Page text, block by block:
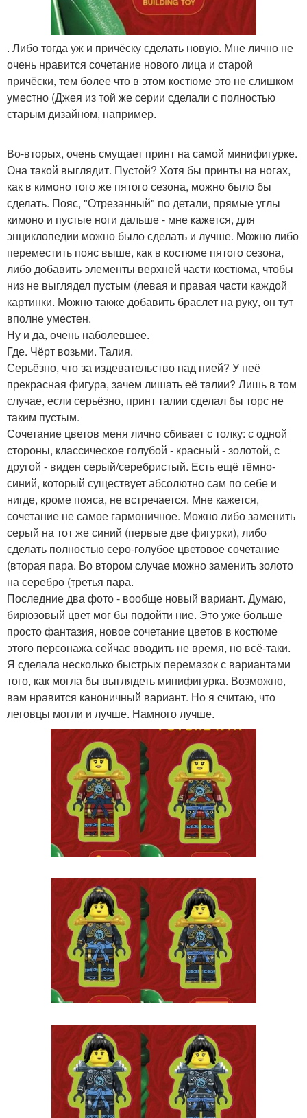
. Либо тогда уж и причёску сделать новую. Мне лично не
очень нравится сочетание нового лица и старой
причёски, тем более что в этом костюме это не слишком
уместно (Джея из той же серии сделали с полностью
старым дизайном, например.
Во-вторых, очень смущает принт на самой минифигурке.
Она такой выглядит. Пустой? Хотя бы принты на ногах,
как в кимоно того же пятого сезона, можно было бы
сделать. Пояс, "Отрезанный" по детали, прямые углы
кимоно и пустые ноги дальше - мне кажется, для
энциклопедии можно было сделать и лучше. Можно либо
переместить пояс выше, как в костюме пятого сезона,
либо добавить элементы верхней части костюма, чтобы
низ не выглядел пустым (левая и правая части каждой
картинки. Можно также добавить браслет на руку, он тут
вполне уместен.
Ну и да, очень наболевшее.
Где. Чёрт возьми. Талия.
Серьёзно, что за издевательство над нией? У неё
прекрасная фигура, зачем лишать её талии? Лишь в том
случае, если серьёзно, принт талии сделал бы торс не
таким пустым.
Сочетание цветов меня лично сбивает с толку: с одной
стороны, классическое голубой - красный - золотой, с
другой - виден серый/серебристый. Есть ещё тёмно-
синий, который существует абсолютно сам по себе и
нигде, кроме пояса, не встречается. Мне кажется,
сочетание не самое гармоничное. Можно либо заменить
серый на тот же синий (первые две фигурки), либо
сделать полностью серо-голубое цветовое сочетание
(вторая пара. Во втором случае можно заменить золото
на серебро (третья пара.
Последние два фото - вообще новый вариант. Думаю,
бирюзовый цвет мог бы подойти ние. Это уже больше
просто фантазия, новое сочетание цветов в костюме
этого персонажа сейчас вводить не время, но всё-таки.
Я сделала несколько быстрых перемазок с вариантами
того, как могла бы выглядеть минифигурка. Возможно,
вам нравится каноничный вариант. Но я считаю, что
леговцы могли и лучше. Намного лучше.